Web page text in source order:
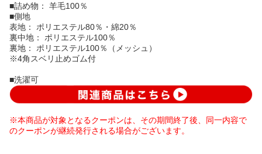
■詰め物： 羊毛100％
■側地
表地： ポリエステル80％・綿20％
裏中地： ポリエステル100％
裏地： ポリエステル100％（メッシュ）
※4角スベリ止めゴム付
■洗濯可
※本商品が対象となるクーポンは、その期間終了後、同一内容で
のクーポンが継続発行される場合がございます。